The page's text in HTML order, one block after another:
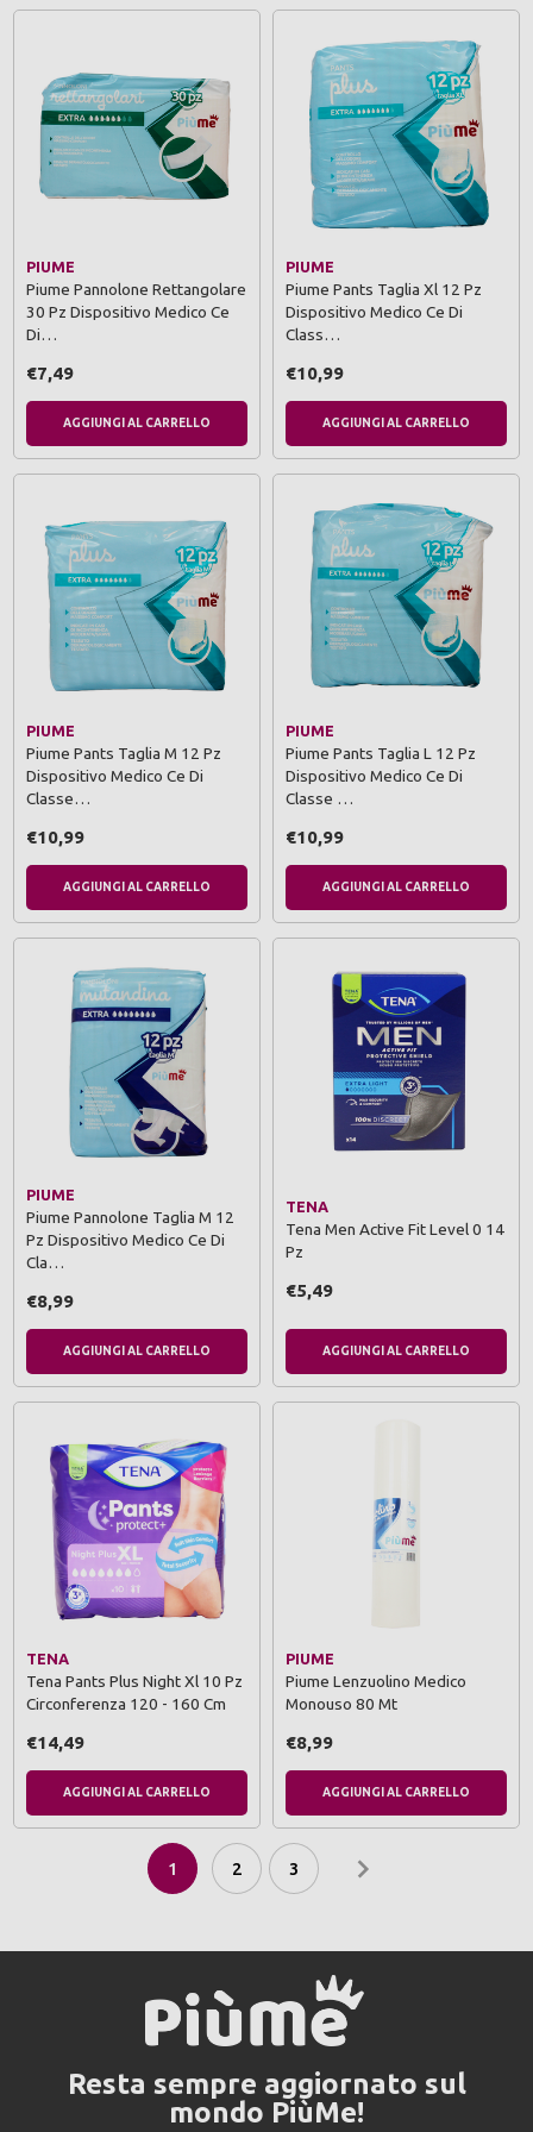
PIUME
Piume Pannolone Rettangolare
30 Pz Dispositivo Medico Ce
Di…
€7,49
AGGIUNGI AL CARRELLO
PIUME
Piume Pants Taglia Xl 12 Pz
Dispositivo Medico Ce Di
Class…
€10,99
AGGIUNGI AL CARRELLO
PIUME
Piume Pants Taglia M 12 Pz
Dispositivo Medico Ce Di
Classe…
€10,99
AGGIUNGI AL CARRELLO
PIUME
Piume Pants Taglia L 12 Pz
Dispositivo Medico Ce Di
Classe …
€10,99
AGGIUNGI AL CARRELLO
PIUME
Piume Pannolone Taglia M 12
Pz Dispositivo Medico Ce Di
Cla…
€8,99
AGGIUNGI AL CARRELLO
TENA
Tena Men Active Fit Level 0 14
Pz
€5,49
AGGIUNGI AL CARRELLO
TENA
Tena Pants Plus Night Xl 10 Pz
Circonferenza 120 - 160 Cm
€14,49
AGGIUNGI AL CARRELLO
PIUME
Piume Lenzuolino Medico
Monouso 80 Mt
€8,99
AGGIUNGI AL CARRELLO
1 2 3
Resta sempre aggiornato sul
mondo PiùMe!